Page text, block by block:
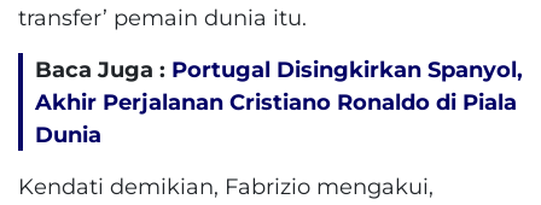
transfer’ pemain dunia itu.
Baca Juga : Portugal Disingkirkan Spanyol,
Akhir Perjalanan Cristiano Ronaldo di Piala
Dunia
Kendati demikian, Fabrizio mengakui,